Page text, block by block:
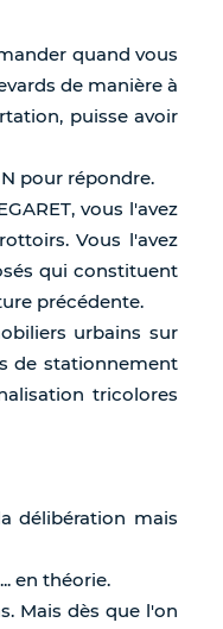
quand vous
de manière à
puisse avoir
pour répondre.
vous l'avez
Vous l'avez
qui constituent
précédente.
urbains sur
de stationnement
tricolores
délibération mais
en théorie.
Mais dès que l'on